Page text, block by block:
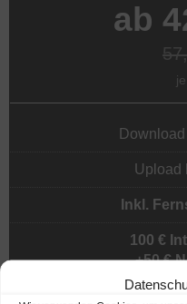
ab
Download
Upload
Inkl.
100 €
+50 €